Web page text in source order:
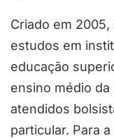
Criado em
estudos em
educação
ensino médio
atendidos
particular. Para